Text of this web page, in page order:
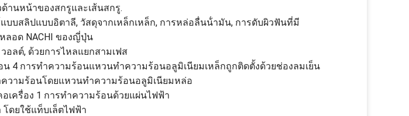
านหน้าของสกรูและเส้นสกรู.
แบบสลิปแบบอิตาลี, วัสดุจากเหล็กเหล็ก, การหล่อลื่นน้ํามัน, การดับผิวฟันที่มี
ลอด NACHI ของญี่ปุ่น
อลต์, ด้วยการไหลแยกสามเฟส
น 4 การทําความร้อนแหวนทําความร้อนอลูมิเนียมเหล็กถูกติดตั้งด้วยช่องลมเย็น
วามร้อนโดยแหวนทําความร้อนอลูมิเนียมหล่อ
เครื่อง 1 การทําความร้อนด้วยแผ่นไฟฟ้า
ดยใช้แท็บเล็ตไฟฟ้า